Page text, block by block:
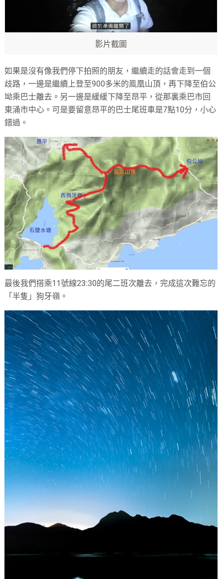
影片截圖
如果是沒有像我們停下拍照的朋友，繼續走的話會走到一個
歧路，一邊是繼續上登至900多米的鳯凰山頂，再下降至伯公
坳乘巴士離去。另一邊是緩緩下降至昂平，從那裏乘巴市回
東涌市中心。可是要留意昂平的巴士尾班車是7點10分，小心
錯過。
最後我們搭乘11號線23:30的尾二班次離去，完成這次難忘的
「半隻」狗牙嶺。